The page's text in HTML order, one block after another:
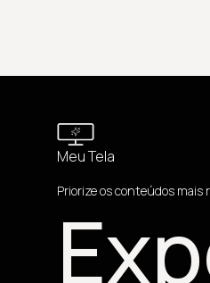
Meu Tela
Priorize os conteúdos mais